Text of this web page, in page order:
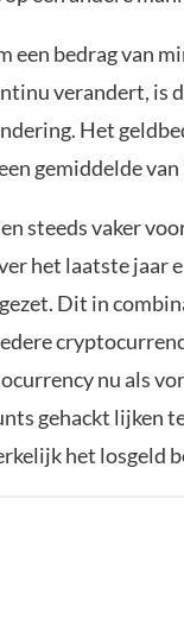
een bedrag van
verandert, is
Het
gemiddelde van
steeds vaker
het laatste jaar
Dit in
nu als
gehackt lijken
het losgeld